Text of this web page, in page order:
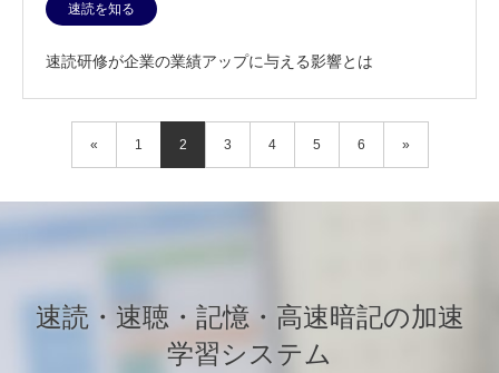
速読を知る
速読研修が企業の業績アップに与える影響とは
« 1 2 3 4 5 6 »
速読・速聴・記憶・高速暗記の加速
学習システム